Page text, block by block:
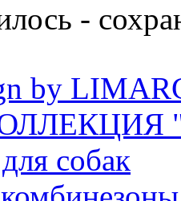
-
by
собак